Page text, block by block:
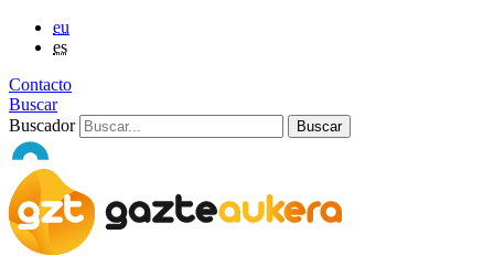
eu
es
Contacto
Buscar
Buscador